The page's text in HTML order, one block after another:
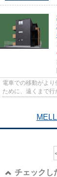
電車での移動がよ
ために、遠くまで
チェックし